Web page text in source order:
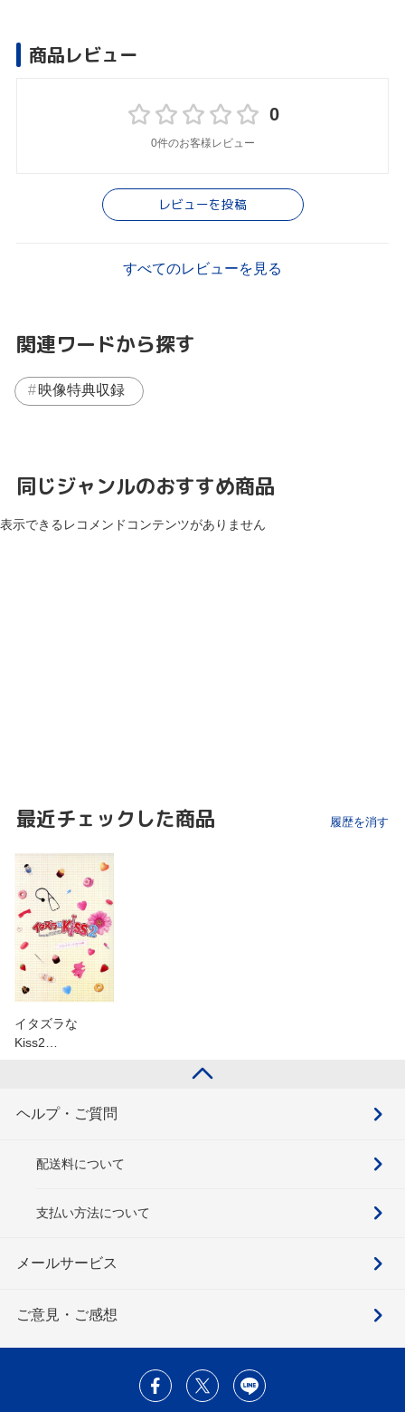
商品レビュー
0
0件のお客様レビュー
レビューを投稿
すべてのレビューを見る
関連ワードから探す
映像特典収録
同じジャンルのおすすめ商品
表示できるレコメンドコンテンツがありません
最近チェックした商品 履歴を消す
イタズラな
Kiss2…
ヘルプ・ご質問
配送料について
支払い方法について
メールサービス
ご意見・ご感想